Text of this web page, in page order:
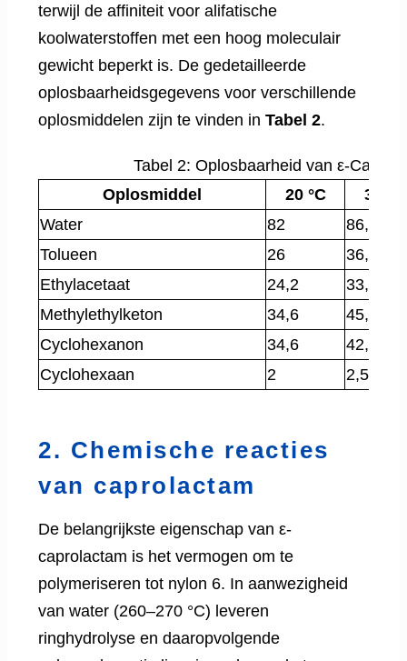
terwijl de affiniteit voor alifatische
koolwaterstoffen met een hoog moleculair
gewicht beperkt is. De gedetailleerde
oplosbaarheidsgegevens voor verschillende
oplosmiddelen zijn te vinden in Tabel 2.
Tabel 2: Oplosbaarheid van ε-
Oplosmiddel
20 °C
30 °C
Water
82
86,5
Tolueen
26
36,5
Ethylacetaat
24,2
33,3
Methylethylketon
34,6
45,7
Cyclohexanon
34,6
42,2
Cyclohexaan
2 2,5
2. Chemische reacties
van caprolactam
De belangrijkste eigenschap van ε-
caprolactam is het vermogen om te
polymeriseren tot nylon 6. In aanwezigheid
van water (260–270 °C) leveren
ringhydrolyse en daaropvolgende